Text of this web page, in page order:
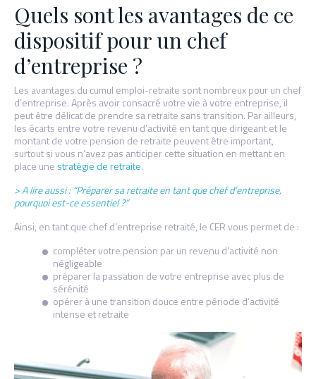
Quels sont les avantages de ce
dispositif pour un chef
d’entreprise ?
Les avantages du cumul emploi-retraite sont nombreux pour un chef
d’entreprise. Après avoir consacré votre vie à votre entreprise, il
peut être délicat de prendre sa retraite sans transition. Par ailleurs,
les écarts entre votre revenu d’activité en tant que dirigeant et le
montant de votre pension de retraite peuvent être important,
surtout si vous n’avez pas anticiper cette situation en mettant en
place une stratégie de retraite.
> A lire aussi : “Préparer sa retraite en tant que chef d’entreprise,
pourquoi est-ce essentiel ?”
Ainsi, en tant que chef d’entreprise retraité, le CER vous permet de :
compléter votre pension par un revenu d’activité non
négligeable
préparer la passation de votre entreprise avec plus de
sérénité
opérer à une transition douce entre période d’activité
intense et retraite